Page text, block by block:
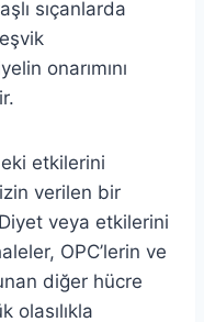
sıçanlarda
onarımını
etkilerini
verilen bir
veya etkilerini
OPC’lerin ve
diğer hücre
olasılıkla